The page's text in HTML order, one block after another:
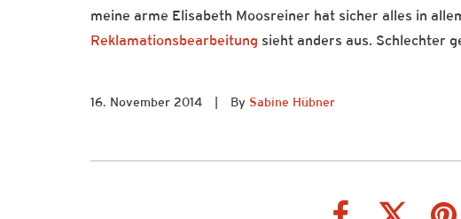
meine arme Elisabeth Moosreiner hat sicher alles in
Reklamationsbearbeitung sieht anders aus. Schlechter
16. November 2014 By Sabine Hübner